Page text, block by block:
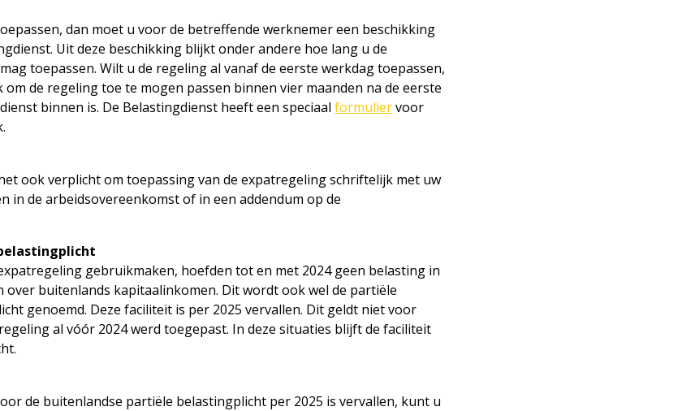
dan moet u voor de betreffende werknemer een beschikking
Uit deze beschikking blijkt onder andere hoe lang u de
toepassen. Wilt u de regeling al vanaf de eerste werkdag toepassen,
de regeling toe te mogen passen binnen vier maanden na de eerste
binnen is. De Belastingdienst heeft een speciaal formuliervoor
ook verplicht om toepassing van de expatregeling schriftelijk met uw
in de arbeidsovereenkomst of in een addendum op de
gebruikmaken, hoefden tot en met 2024 geen belasting in
over buitenlands kapitaalinkomen. Dit wordt ook wel de partiële
genoemd. Deze faciliteit is per 2025 vervallen. Dit geldt niet voor
al vóór 2024 werd toegepast. In deze situaties blijft de faciliteit
de buitenlandse partiële belastingplicht per 2025 is vervallen, kunt u